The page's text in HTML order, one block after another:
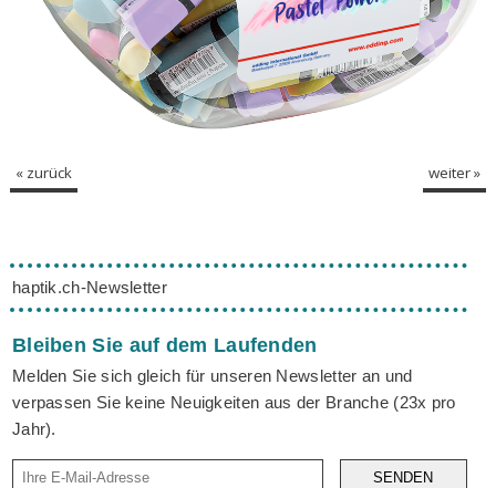
« zurück weiter »
haptik.ch-Newsletter
Bleiben Sie auf dem Laufenden
Melden Sie sich gleich für unseren Newsletter an und
verpassen Sie keine Neuigkeiten aus der Branche (23x pro
Jahr).
SENDEN